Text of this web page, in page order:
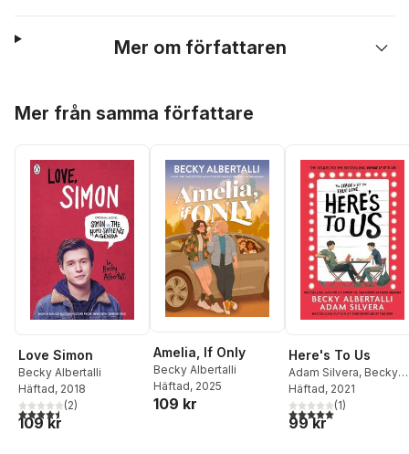
Mer om författaren
Mer från samma författare
Love Simon
Becky Albertalli
Häftad, 2018
4,5utav 5 stjärnor. Totalt antal röster:
(2)
109 kr
Amelia, If Only
Becky Albertalli
Häftad, 2025
109 kr
Here's To Us
Adam Silvera, Becky
Albertalli
Häftad, 2021
5,0utav 5 stjärnor.
(1)
99 kr